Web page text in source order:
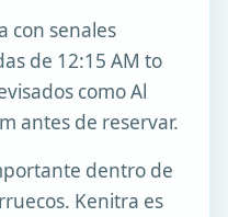
con senales
de 12:15 AM to
como Al
antes de reservar.
dentro de
Kenitra es